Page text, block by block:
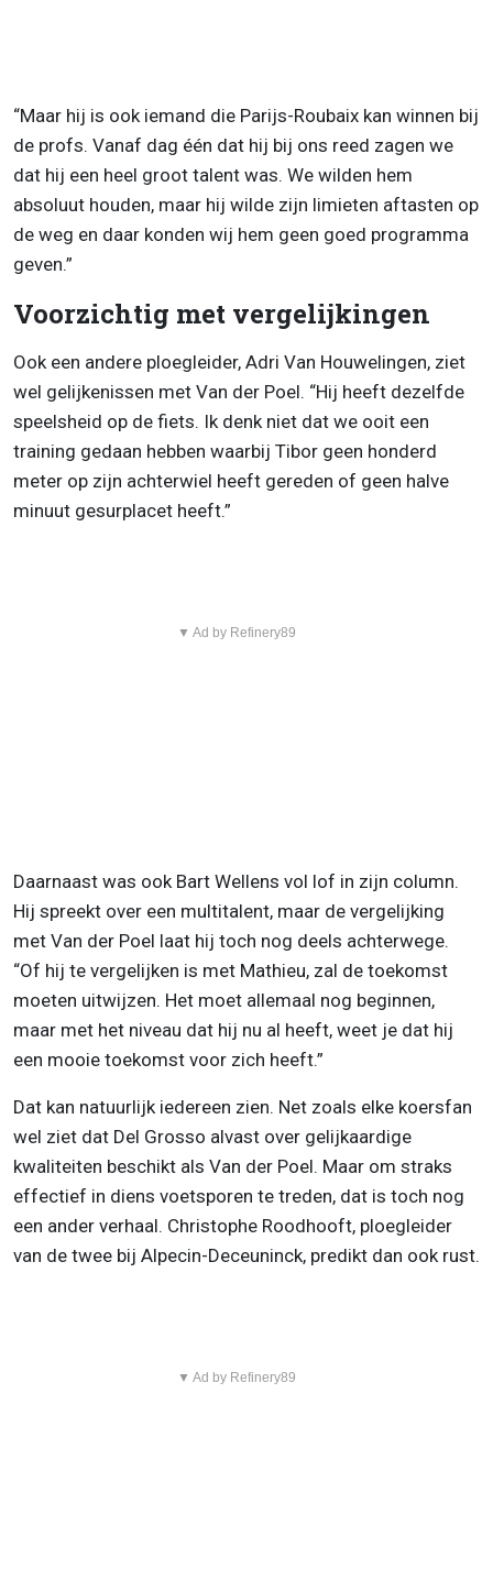
“Maar hij is ook iemand die Parijs-Roubaix kan winnen bij
de profs. Vanaf dag één dat hij bij ons reed zagen we
dat hij een heel groot talent was. We wilden hem
absoluut houden, maar hij wilde zijn limieten aftasten op
de weg en daar konden wij hem geen goed programma
geven.”
Voorzichtig met vergelijkingen
Ook een andere ploegleider, Adri Van Houwelingen, ziet
wel gelijkenissen met Van der Poel. “Hij heeft dezelfde
speelsheid op de fiets. Ik denk niet dat we ooit een
training gedaan hebben waarbij Tibor geen honderd
meter op zijn achterwiel heeft gereden of geen halve
minuut gesurplacet heeft.”
▼ Ad by Refinery89
Daarnaast was ook Bart Wellens vol lof in zijn column.
Hij spreekt over een multitalent, maar de vergelijking
met Van der Poel laat hij toch nog deels achterwege.
“Of hij te vergelijken is met Mathieu, zal de toekomst
moeten uitwijzen. Het moet allemaal nog beginnen,
maar met het niveau dat hij nu al heeft, weet je dat hij
een mooie toekomst voor zich heeft.”
Dat kan natuurlijk iedereen zien. Net zoals elke koersfan
wel ziet dat Del Grosso alvast over gelijkaardige
kwaliteiten beschikt als Van der Poel. Maar om straks
effectief in diens voetsporen te treden, dat is toch nog
een ander verhaal. Christophe Roodhooft, ploegleider
van de twee bij Alpecin-Deceuninck, predikt dan ook rust.
▼ Ad by Refinery89